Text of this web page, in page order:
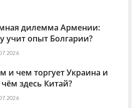
дилемма Армении:
учит опыт Болгарии?
и чем торгует Украина и
здесь Китай?